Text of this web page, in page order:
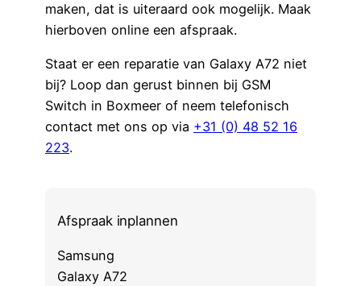
maken, dat is uiteraard ook mogelijk. Maak
hierboven online een afspraak.
Staat er een reparatie van Galaxy A72 niet
bij? Loop dan gerust binnen bij GSM
Switch in Boxmeer of neem telefonisch
contact met ons op via +31 (0) 48 52 16
223.
Afspraak inplannen
Samsung
Galaxy A72